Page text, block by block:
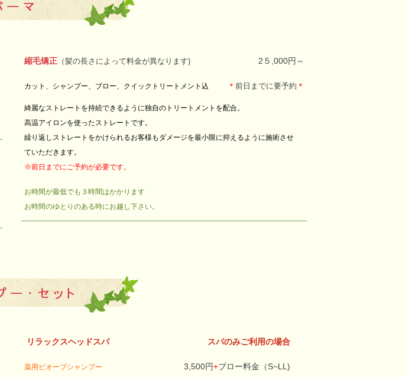
縮毛矯正 （髪の長さによって料金が異なります)
カット、シャンプー、 ブロー、 クイックトリートメント込
2５,000円～
＊ 前日までに要予約 ＊
綺麗なストレートを持続できるように独自のトリートメントを配合。
高温アイロンを使ったストレートです。
繰り返しストレートをかけられるお客様も ダメージを最小限に抑えるように施術させ
ていただきます。
※前日までにご予約が必要です。
お時間が最低でも３時間はかかります
お時間のゆとりのある時にお越し下さい。
リラックスヘッドスパ
薬用ビオーブシャンプー
スパのみご利用の場合
3,500円+ブロー料金（S~LL)